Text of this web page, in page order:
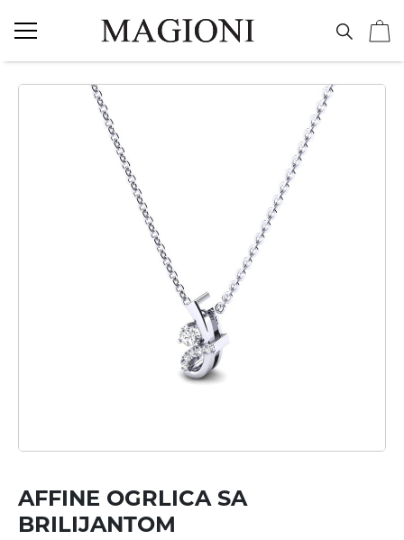
Vereničko prstenje
AFFINE OGRLICA SA
BRILIJANTOM